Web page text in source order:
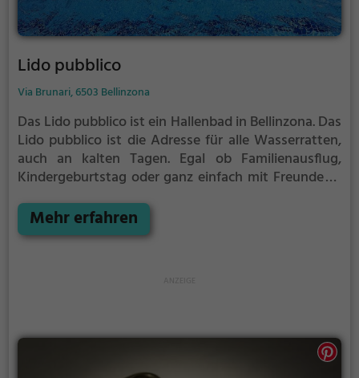
Lido pubblico
Via Brunari, 6503 Bellinzona
Das Lido pubblico ist ein Hallenbad in Bellinzona.Das
Lido pubblico ist die Adresse für alle Wasserratten,
auch an kalten Tagen. Egal ob Familienausflug,
Kindergeburtstag oder ganz einfach mit Freunden -
Mehr erfahren